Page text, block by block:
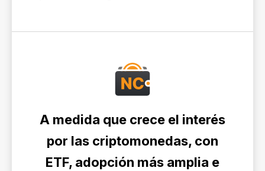
A medida que crece el interés
por las criptomonedas, con
ETF, adopción más amplia e